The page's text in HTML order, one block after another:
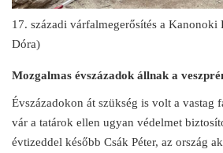
17. századi várfalmegerősítés a Kanonoki
Dóra)
Mozgalmas évszázadok állnak a
Évszázadokon át szükség is volt a vastag
vár a tatárok ellen ugyan védelmet
évtizeddel később Csák Péter, az ország